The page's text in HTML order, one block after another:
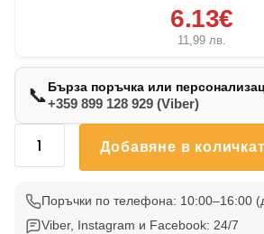
6.13€
11,99 лв.
📞Бърза поръчка или
+359 899 128 929 (Viber)
количество
Котка
Добавяне в
Поръчки по телефона: 10:00–16:00
Viber, Instagram и Facebook: 24/7